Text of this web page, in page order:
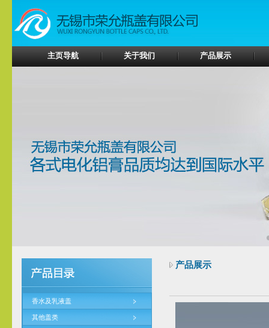
主页导航 关于我们 产品展示
香水及乳液盖
其他盖类
产品展示